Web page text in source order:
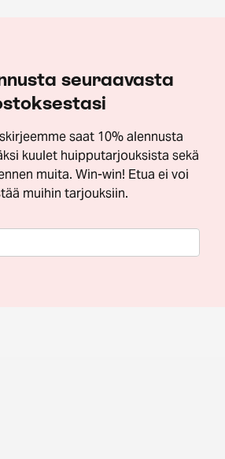
seuraavasta
saat 10% alennusta
kuulet huipputarjouksista sekä
muita. Win-win! Etua ei voi
muihin tarjouksiin.